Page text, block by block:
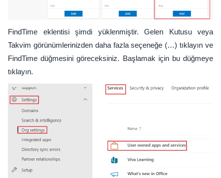
FindTime eklentisi şimdi yüklenmiştir. Gelen Kutusu veya
Takvim görünümlerinizden daha fazla seçeneğe (…) tıklayın ve
FindTime düğmesini göreceksiniz. Başlamak için bu düğmeye
tıklayın.